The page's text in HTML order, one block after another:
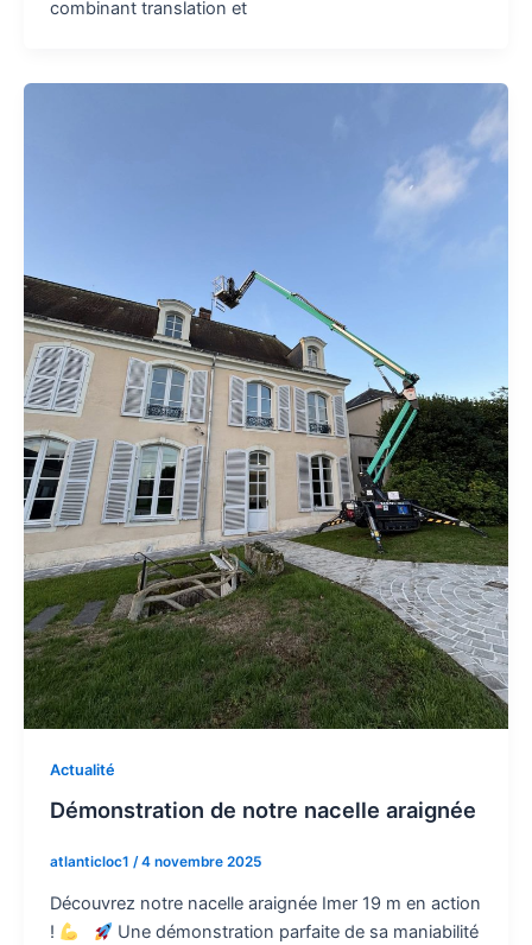
combinant translation et
Actualité
Démonstration de notre nacelle araignée
atlanticloc1 /4 novembre 2025
Découvrez notre nacelle araignée Imer 19 m en action
!
Une démonstration parfaite de sa maniabilité